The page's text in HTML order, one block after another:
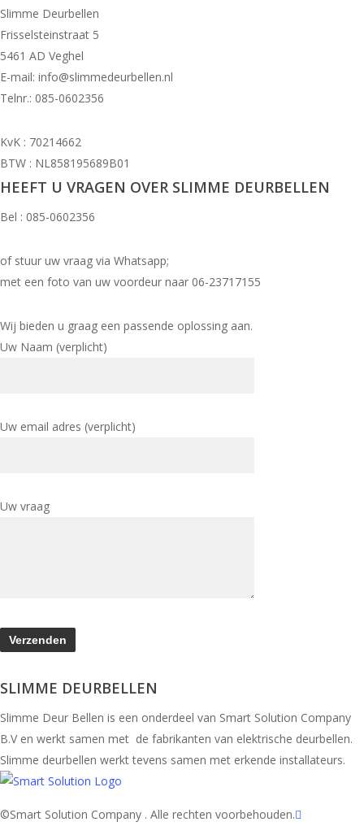
Slimme Deurbellen
Frisselsteinstraat 5
5461 AD Veghel
E-mail: info@slimmedeurbellen.nl
Telnr.: 085-0602356
KvK : 70214662
BTW : NL858195689B01
HEEFT U VRAGEN OVER SLIMME DEURBELLEN
Bel : 085-0602356
of stuur uw vraag via Whatsapp;
met een foto van uw voordeur naar 06-23717155
Wij bieden u graag een passende oplossing aan.
Uw Naam (verplicht)
Uw email adres (verplicht)
Uw vraag
SLIMME DEURBELLEN
Slimme Deur Bellen is een onderdeel van Smart Solution Company
B.V en werkt samen met de fabrikanten van elektrische deurbellen.
Slimme deurbellen werkt tevens samen met erkende installateurs.
©Smart Solution Company . Alle rechten voorbehouden.facebook